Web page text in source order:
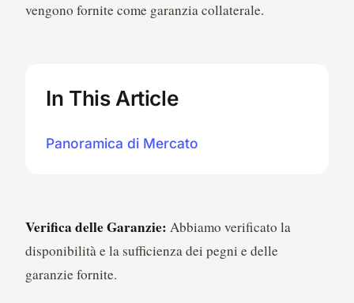
vengono fornite come garanzia collaterale.
In This Article
Panoramica di Mercato
Verifica delle Garanzie: Abbiamo verificato la
disponibilità e la sufficienza dei pegni e delle
garanzie fornite.